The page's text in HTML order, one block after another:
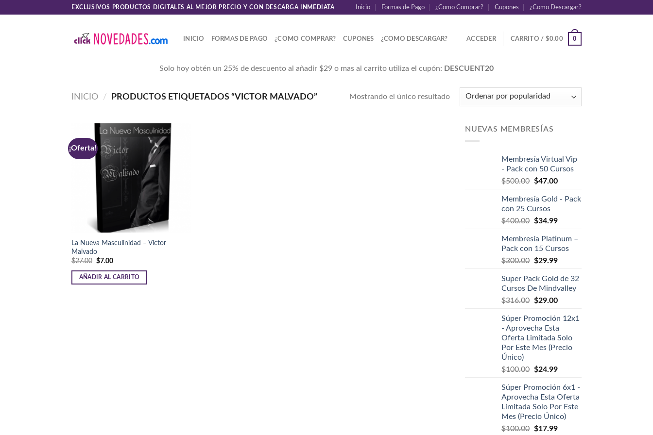
EXCLUSIVOS PRODUCTOS DIGITALES AL MEJOR PRECIO Y CON DESCARGA INMEDIATA Inicio Formas de Pago ¿Como Comprar? Cupones ¿Como Descargar?
INICIO FORMAS DE PAGO ¿COMO COMPRAR? CUPONES ¿COMO DESCARGAR? ACCEDER CARRITO / $0.00 0
Solo hoy obtén un 25% de descuento al añadir $29 o mas al carrito utiliza el cupón: DESCUENT20
INICIO / PRODUCTOS ETIQUETADOS “VICTOR MALVADO” Mostrando el único resultado
¡Oferta!
La Nueva Masculinidad – Victor
Malvado
$27.00 $7.00
AÑADIR AL CARRITO
NUEVAS MEMBRESÍAS
Membresía Virtual Vip
- Pack con 50 Cursos
$500.00 $47.00
Membresía Gold - Pack
con 25 Cursos
$400.00 $34.99
Membresía Platinum –
Pack con 15 Cursos
$300.00 $29.99
Super Pack Gold de 32
Cursos De Mindvalley
$316.00 $29.00
Súper Promoción 12x1
- Aprovecha Esta
Oferta Limitada Solo
Por Este Mes (Precio
Único)
$100.00 $24.99
Súper Promoción 6x1 -
Aprovecha Esta Oferta
Limitada Solo Por Este
Mes (Precio Único)
$100.00 $17.99